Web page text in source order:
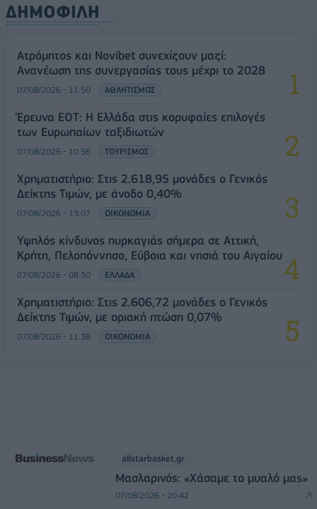
ΔΗΜΟΦΙΛΗ
Ατρόμητος και Novibet συνεχίζουν μαζί:
Ανανέωση της συνεργασίας τους μέχρι το 2028
07/08/2026 - 11:50 ΑΘΛΗΤΙΣΜΟΣ
Έρευνα ΕΟΤ: Η Ελλάδα στις κορυφαίες επιλογές
των Ευρωπαίων ταξιδιωτών
07/08/2026 - 10:56 ΤΟΥΡΙΣΜΟΣ
Χρηματιστήριο: Στις 2.618,95 μονάδες ο Γενικός
Δείκτης Τιμών, με άνοδο 0,40%
07/08/2026 - 13:07 ΟΙΚΟΝΟΜΙΑ
Υψηλός κίνδυνος πυρκαγιάς σήμερα σε Αττική,
Κρήτη, Πελοπόννησο, Εύβοια και νησιά του Αιγαίου
07/08/2026 - 08:30 ΕΛΛΑΔΑ
Χρηματιστήριο: Στις 2.606,72 μονάδες ο Γενικός
Δείκτης Τιμών, με οριακή πτώση 0,07%
07/08/2026 - 11:38 ΟΙΚΟΝΟΜΙΑ
allstarbasket.gr
Μασλαρινός: «Χάσαμε το μυαλό μας»
07/08/2026 - 20:42